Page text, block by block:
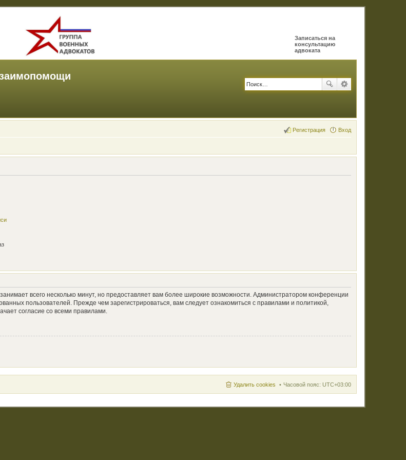
Записаться на
консультацию
адвоката
Вход
Регистрация
всего несколько минут, но предоставляет вам более широкие возможности. Администратором конференции
пользователей. Прежде чем зарегистрироваться, вам следует ознакомиться с правилами и политикой,
согласие со всеми правилами.
Часовой пояс: UTC+03:00
Удалить cookies